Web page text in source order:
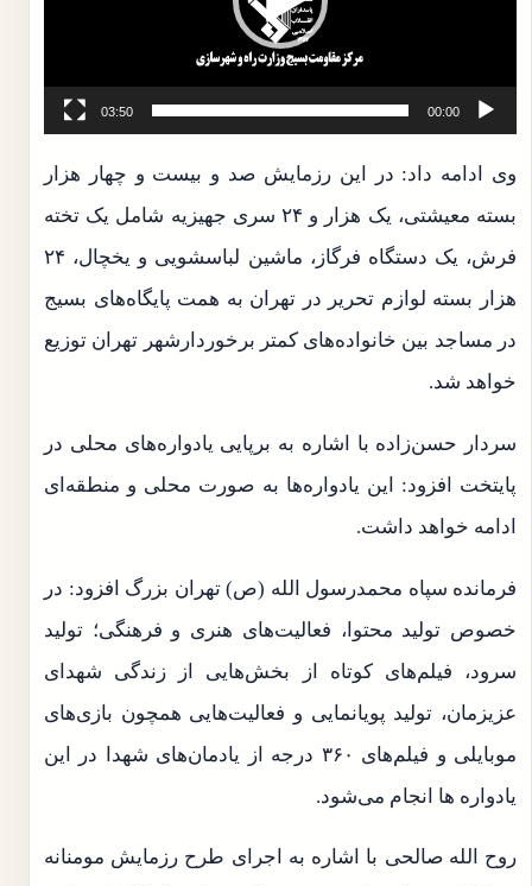
00:00
03:50
وی ادامه داد: در این رزمایش صد و بیست و چهار هزار
بسته معیشتی، یک هزار و ۲۴ سری جهیزیه شامل یک تخته
فرش، یک دستگاه فرگاز، ماشین لباسشویی و یخچال، ۲۴
هزار بسته لوازم تحریر در تهران به همت پایگاه‌های بسیج
در مساجد بین خانواده‌های کمتر برخوردارشهر تهران توزیع
خواهد شد.
سردار حسن‌زاده با اشاره به برپایی یادواره‌های محلی در
پایتخت افزود: این یادواره‌ها به صورت محلی و منطقه‌ای
ادامه خواهد داشت.
فرمانده سپاه محمدرسول الله (ص) تهران بزرگ افزود: در
خصوص تولید محتوا، فعالیت‌های هنری و فرهنگی؛ تولید
سرود، فیلم‌های کوتاه از بخش‌هایی از زندگی شهدای
عزیزمان، تولید پویانمایی و فعالیت‌هایی همچون بازی‌های
موبایلی و فیلم‌های ۳۶۰ درجه از یادمان‌های شهدا در این
یادواره ها انجام می‌شود.
روح الله صالحی با اشاره به اجرای طرح رزمایش مومنانه